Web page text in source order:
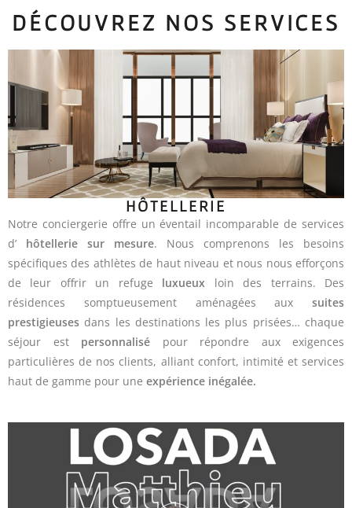
DÉCOUVREZ NOS SERVICES
HÔTELLERIE
Notre conciergerie offre un éventail incomparable de services
d’ hôtellerie sur mesure. Nous comprenons les besoins
spécifiques des athlètes de haut niveau et nous nous efforçons
de leur offrir un refuge luxueux loin des terrains. Des
résidences somptueusement aménagées aux suites
prestigieuses dans les destinations les plus prisées… chaque
séjour est personnalisé pour répondre aux exigences
particulières de nos clients, alliant confort, intimité et services
haut de gamme pour une expérience inégalée.